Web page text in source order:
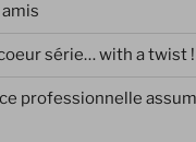
série… with a twist !
professionnelle